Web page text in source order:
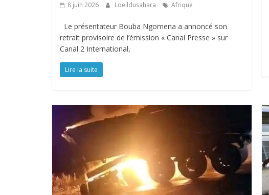
8 juin 2026 Loeildusahara Afrique
Le présentateur Bouba Ngomena a annoncé son
retrait provisoire de l’émission « Canal Presse » sur
Canal 2 International,
Lire la suite